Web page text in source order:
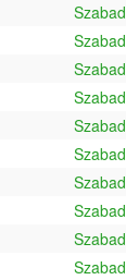
Szabad
Szabad
Szabad
Szabad
Szabad
Szabad
Szabad
Szabad
Szabad
Szabad